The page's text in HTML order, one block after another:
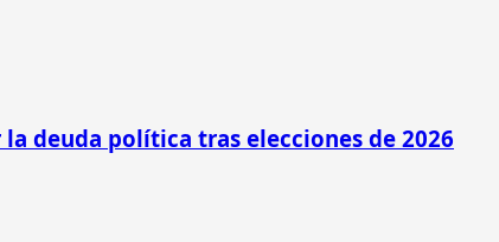
deuda política tras elecciones de 2026